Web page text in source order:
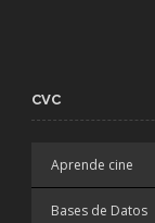
CVC
Aprende cine
Bases de Datos